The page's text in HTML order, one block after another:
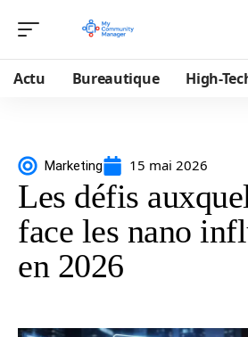
Actu Bureautique High-
Marketing 15 mai 2026
Les défis
face les nano
en 2026